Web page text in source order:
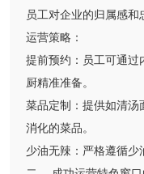
员工对企业的归属感和
运营策略：
提前预约：员工可通过
厨精准准备。
菜品定制：提供如清汤
消化的菜品。
少油无辣：严格遵循少